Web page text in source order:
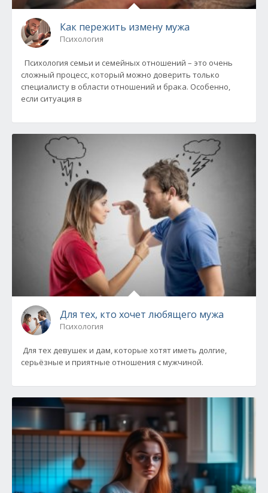
Как пережить измену мужа
Психология
Психология семьи и семейных отношений – это очень
сложный процесс, который можно доверить только
специалисту в области отношений и брака. Особенно,
если ситуация в
Для тех, кто хочет любящего мужа
Психология
Для тех девушек и дам, которые хотят иметь долгие,
серьёзные и приятные отношения с мужчиной.